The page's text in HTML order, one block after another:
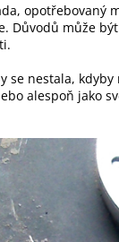
Důvodů může
se nestala,
alespoň jako